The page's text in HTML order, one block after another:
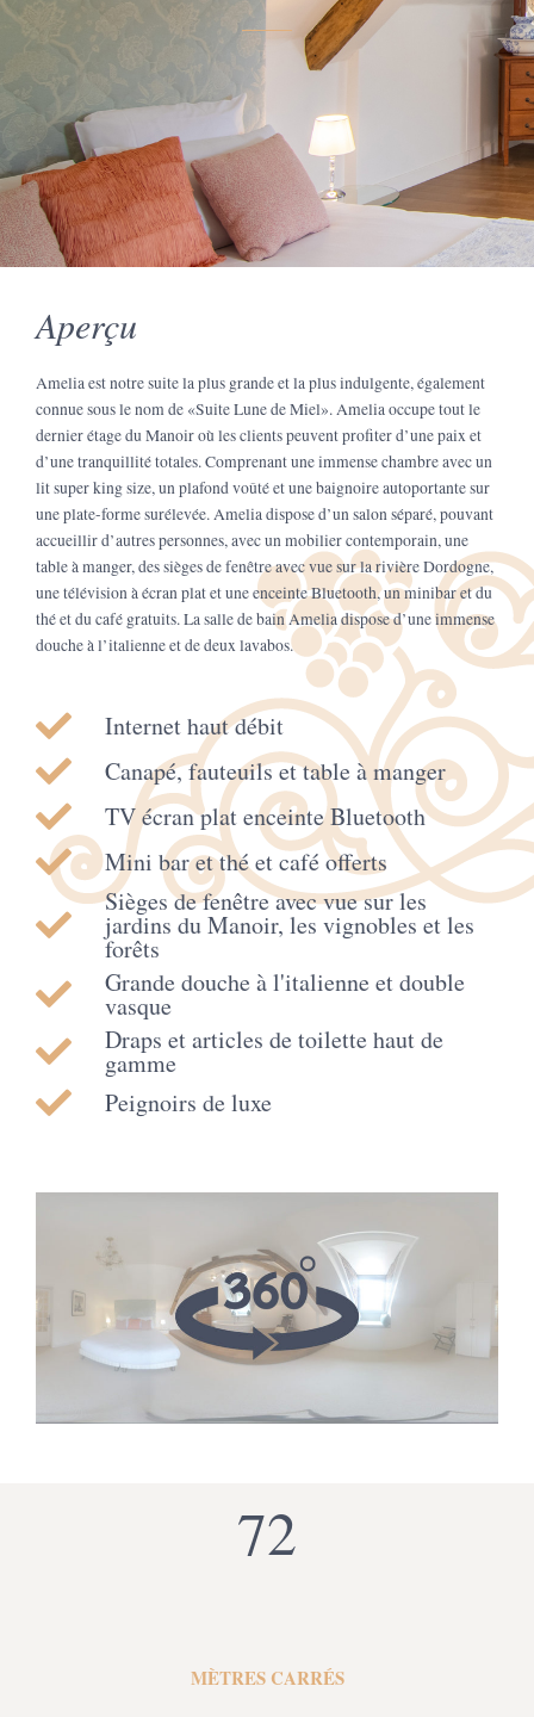
Aperçu
Amelia est notre suite la plus grande et la plus indulgente, également
connue sous le nom de «Suite Lune de Miel». Amelia occupe tout le
dernier étage du Manoir où les clients peuvent profiter d’une paix et
d’une tranquillité totales. Comprenant une immense chambre avec un
lit super king size, un plafond voûté et une baignoire autoportante sur
une plate-forme surélevée. Amelia dispose d’un salon séparé, pouvant
accueillir d’autres personnes, avec un mobilier contemporain, une
table à manger, des sièges de fenêtre avec vue sur la rivière Dordogne,
une télévision à écran plat et une enceinte Bluetooth, un minibar et du
thé et du café gratuits. La salle de bain Amelia dispose d’une immense
douche à l’italienne et de deux lavabos.
Internet haut débit
Canapé, fauteuils et table à manger
TV écran plat enceinte Bluetooth
Mini bar et thé et café offerts
Sièges de fenêtre avec vue sur les
jardins du Manoir, les vignobles et les
forêts
Grande douche à l'italienne et double
vasque
Draps et articles de toilette haut de
gamme
Peignoirs de luxe
72
MÈTRES CARRÉS